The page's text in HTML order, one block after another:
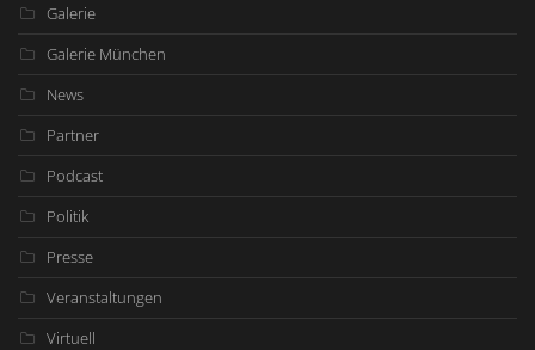
Galerie
Galerie München
News
Partner
Podcast
Politik
Presse
Veranstaltungen
Virtuell